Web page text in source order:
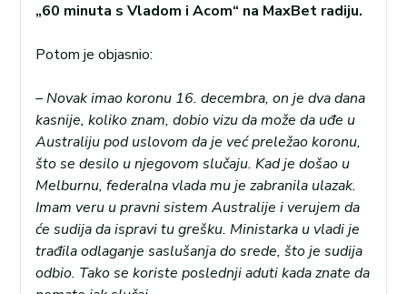
„60 minuta s Vladom i Acom“ na MaxBet radiju.
Potom je objasnio:
– Novak imao koronu 16. decembra, on je dva dana
kasnije, koliko znam, dobio vizu da može da uđe u
Australiju pod uslovom da je već preležao koronu,
što se desilo u njegovom slučaju. Kad je došao u
Melburnu, federalna vlada mu je zabranila ulazak.
Imam veru u pravni sistem Australije i verujem da
će sudija da ispravi tu grešku. Ministarka u vladi je
trađila odlaganje saslušanja do srede, što je sudija
odbio. Tako se koriste poslednji aduti kada znate da